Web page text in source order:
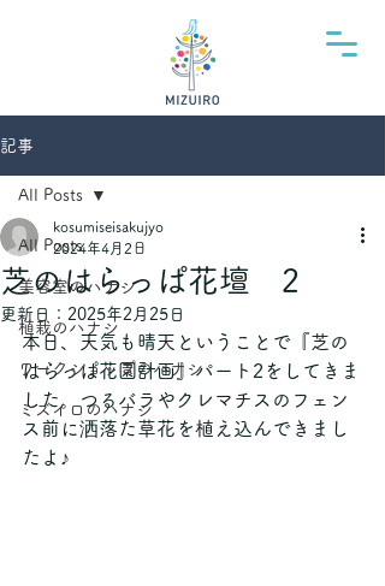
記事
All Posts
美容室のハナシ
植栽のハナシ
ワークショップのハナシ
ミズイロのハナシ
All Posts
芝のはらっぱ花壇 2
kosumiseisakujyo
2024年4月2日
更新日： 2025年2月25日
本日、天気も晴天ということで『芝の
はらっぱ花園計画』パート2をしてきま
した。つるバラやクレマチスのフェン
ス前に洒落た草花を植え込んできまし
たよ♪